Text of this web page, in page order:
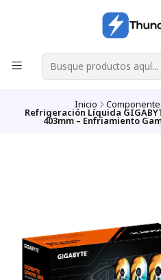
Inicio
Refrigeración Líquida
403mm – Enfriamiento